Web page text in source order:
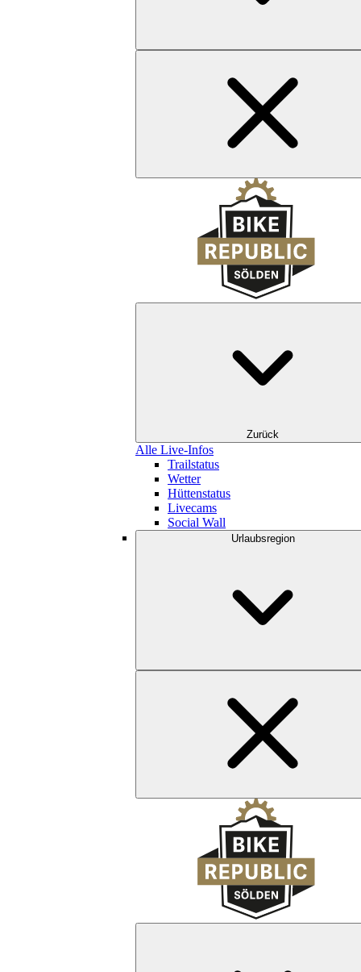
Zurück
Alle Live-Infos
Trailstatus
Wetter
Hüttenstatus
Livecams
Social Wall
Urlaubsregion